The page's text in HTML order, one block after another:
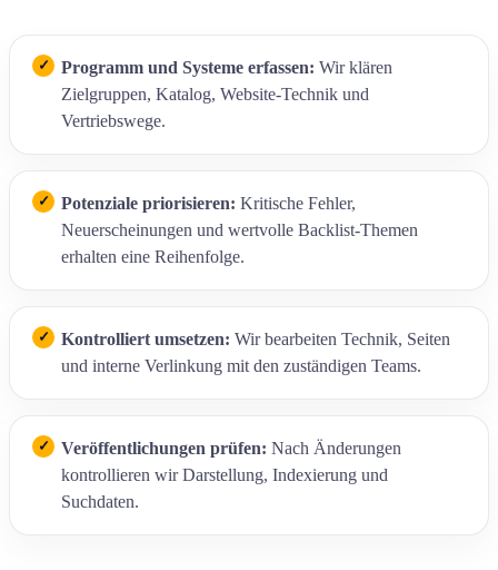
Programm und Systeme erfassen: Wir klären
Zielgruppen, Katalog, Website-Technik und
Vertriebswege.
Potenziale priorisieren: Kritische Fehler,
Neuerscheinungen und wertvolle Backlist-Themen
erhalten eine Reihenfolge.
Kontrolliert umsetzen: Wir bearbeiten Technik, Seiten
und interne Verlinkung mit den zuständigen Teams.
Veröffentlichungen prüfen: Nach Änderungen
kontrollieren wir Darstellung, Indexierung und
Suchdaten.